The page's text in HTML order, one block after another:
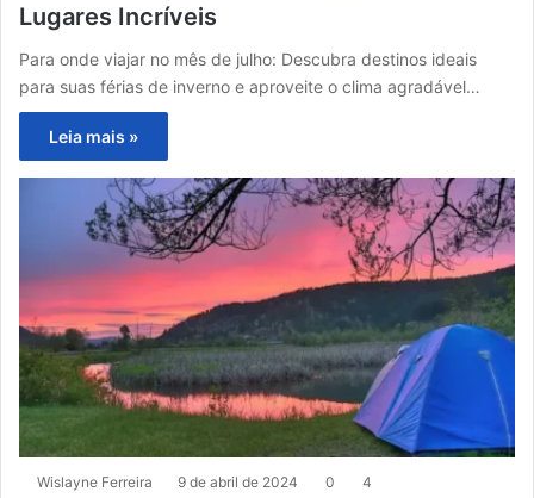
Lugares Incríveis
Para onde viajar no mês de julho: Descubra destinos ideais
para suas férias de inverno e aproveite o clima agradável…
Leia mais »
Wislayne Ferreira 9 de abril de 2024 0 4